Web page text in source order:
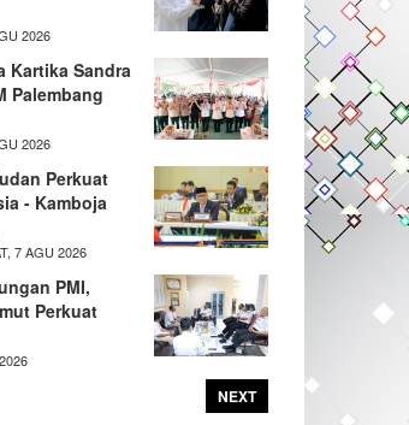
2026
Kartika Sandra
Palembang
2026
Perkuat
- Kamboja
7 AGU 2026
PMI,
Perkuat
NEXT